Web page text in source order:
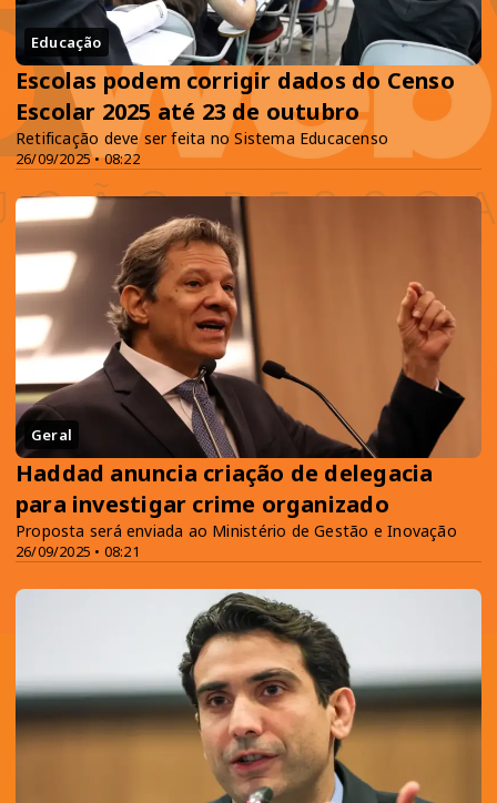
Educação
26/09/2025 • 08:22
Escolas podem corrigir dados do Censo
Escolar 2025 até 23 de outubro
Retificação deve ser feita no Sistema Educacenso
Geral
26/09/2025 • 08:21
Haddad anuncia criação de delegacia
para investigar crime organizado
Proposta será enviada ao Ministério de Gestão e Inovação